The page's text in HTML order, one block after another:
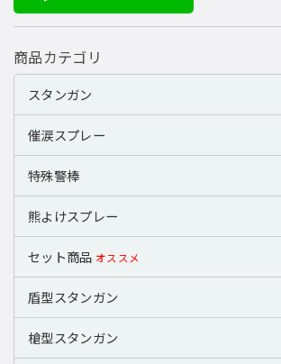
商品カテゴリ
スタンガン
催涙スプレー
特殊警棒
熊よけスプレー
セット商品 オススメ
盾型スタンガン
槍型スタンガン